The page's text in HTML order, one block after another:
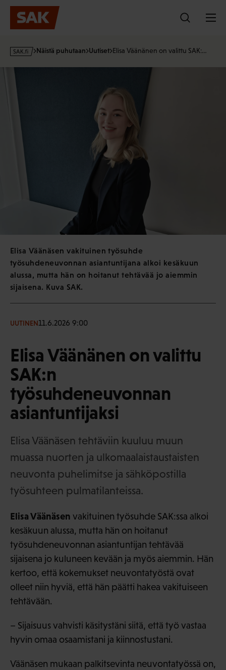
Hyppää
sisältöön
s
Näistä puhutaan Uutiset Elisa Väänänen on valittu SAK:…
Työsuhdeneuvonnan asiantuntija Elisa Väänänen. Kuva SAK.
Elisa Väänäsen vakituinen työsuhde
työsuhdeneuvonnan asiantuntijana alkoi kesäkuun
alussa, mutta hän on hoitanut tehtävää jo aiemmin
sijaisena. Kuva SAK.
UUTINEN11.6.2026 9:00
Elisa Väänänen on valittu
SAK:n
työsuhdeneuvonnan
asiantuntijaksi
Elisa Väänäsen tehtäviin kuuluu muun
muassa nuorten ja ulkomaalaistaustaisten
neuvonta puhelimitse ja sähköpostilla
työsuhteen pulmatilanteissa.
Elisa Väänäsen vakituinen työsuhde SAK:ssa alkoi
kesäkuun alussa, mutta hän on hoitanut
työsuhdeneuvonnan asiantuntijan tehtävää
sijaisena jo kuluneen kevään ja myös aiemmin. Hän
kertoo, että kokemukset neuvontatyöstä ovat
olleet niin hyviä, että hän päätti hakea vakituiseen
tehtävään.
– Sijaisuus vahvisti käsitystäni siitä, että työ vastaa
hyvin omaa osaamistani ja kiinnostustani.
Väänäsen mukaan palkitsevinta neuvontatyössä on,